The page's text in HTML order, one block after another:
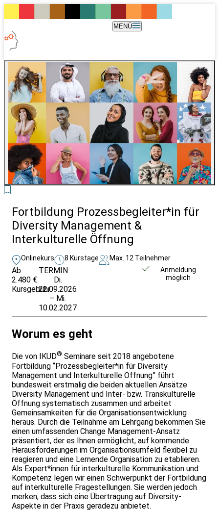
MENÜ
Fortbildung Prozessbegleiter*in für
Diversity Management &
Interkulturelle Öffnung
Onlinekurs 8 Kurstage Max. 12 Teilnehmer
Ab
2.480 €
Kursgebühr
TERMIN
Di.
22.09.2026
– Mi.
10.02.2027
Anmeldung
möglich
Worum es geht
Die von IKUD® Seminare seit 2018 angebotene
Fortbildung “Prozessbegleiter*in für Diversity
Management und Interkulturelle Öffnung” führt
bundesweit erstmalig die beiden aktuellen Ansätze
Diversity Management und Inter- bzw. Transkulturelle
Öffnung systematisch zusammen und arbeitet
Gemeinsamkeiten für die Organisationsentwicklung
heraus. Durch die Teilnahme am Lehrgang bekommen Sie
einen umfassenden Change Management-Ansatz
präsentiert, der es Ihnen ermöglicht, auf kommende
Herausforderungen im Organisationsumfeld flexibel zu
reagieren und eine Lernende Organisation zu etablieren.
Als Expert*innen für interkulturelle Kommunikation und
Kompetenz legen wir einen Schwerpunkt der Fortbildung
auf interkulturelle Fragestellungen. Sie werden jedoch
merken, dass sich eine Übertragung auf Diversity-
Aspekte in der Praxis geradezu anbietet.